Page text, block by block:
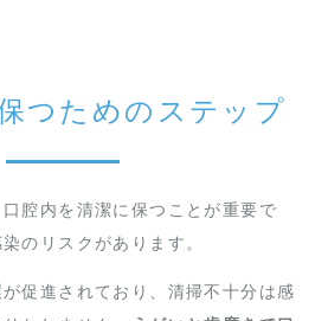
つためのステップ
腔内を清潔に保つことが重要で
のリスクがあります。
促進されており、清掃不十分は感